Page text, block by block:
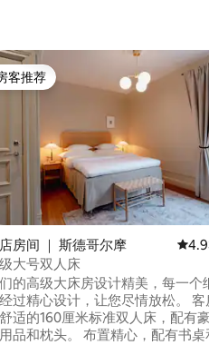
满分 5 分），共 19 条评价
客推荐
客推荐
房间 ｜ 斯德哥尔摩 平均
大号双人床
的高级大床房设计精美，每一个
过精心设计，让您尽情放松。 客
适的160厘米标准双人床，配有
品和枕头。 布置精心，配有书桌